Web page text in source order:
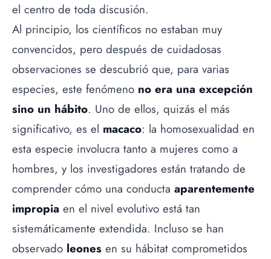
el centro de toda discusión.
Al principio, los científicos no estaban muy
convencidos, pero después de cuidadosas
observaciones se descubrió que, para varias
especies, este fenómeno no era una excepción
sino un hábito. Uno de ellos, quizás el más
significativo, es el macaco: la homosexualidad en
esta especie involucra tanto a mujeres como a
hombres, y los investigadores están tratando de
comprender cómo una conducta aparentemente
impropia en el nivel evolutivo está tan
sistemáticamente extendida. Incluso se han
observado leones en su hábitat comprometidos